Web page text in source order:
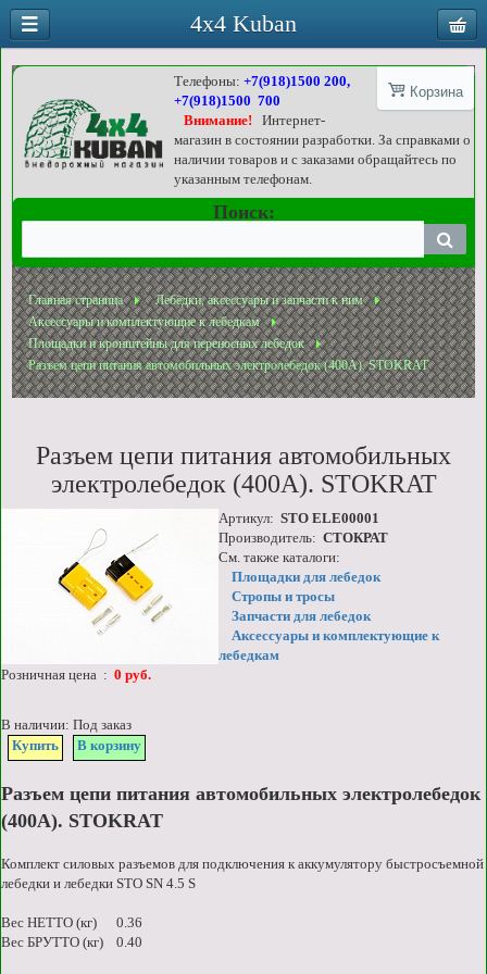
Корзина
Телефоны:+7(918)1500 200,
+7(918)1500 700
Внимание!
Интернет-
магазин в состоянии разработки. За справками о
наличии товаров и с заказами обращайтесь по
указанным телефонам.
Поиск:
Главная страница
Лебёдки, аксессуары и запчасти к ним
Аксессуары и комплектующие к лебедкам
Площадки и кронштейны для переносных лебедок
Разъем цепи питания автомобильных электролебедок (400А). STOKRAT
Разъем цепи питания автомобильных
электролебедок (400А). STOKRAT
Артикул: STO ELE00001
Производитель: СТОКРАТ
См. также каталоги:
Площадки для лебедок
Стропы и тросы
Запчасти для лебедок
Аксессуары и комплектующие к
лебедкам
Розничная цена : 0 руб.
В наличии: Под заказ
Купить
В корзину
Разъем цепи питания автомобильных электролебедок
(400А). STOKRAT
Комплект силовых разъемов для подключения к аккумулятору быстросъемной
лебедки и лебедки STO SN 4.5 S
Вес НЕТТО (кг) 0.36
Вес БРУТТО (кг) 0.40
4x4 Kuban